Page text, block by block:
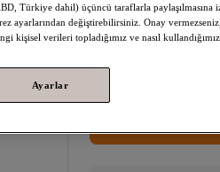
Trendyol Plus'a
Sepette 72,02 TL
Türkiye dahil) üçüncü taraflarla paylaşılmasına
ayarlarından değiştirebilirsiniz. Onay
kişisel verileri topladığımız ve nasıl
Ayarlar